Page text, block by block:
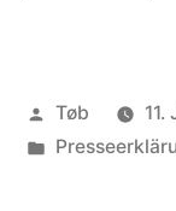
JuliVeröffentlicht
von
Tøb
11.
Veröffentlicht